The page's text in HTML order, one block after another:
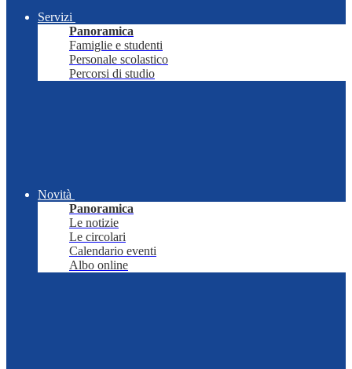
Servizi
Panoramica
Famiglie e studenti
Personale scolastico
Percorsi di studio
Novità
Panoramica
Le notizie
Le circolari
Calendario eventi
Albo online